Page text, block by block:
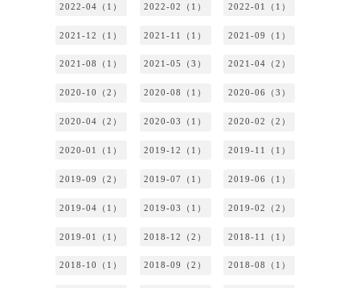
2022-04（1） 2022-02（1） 2022-01（1）
2021-12（1） 2021-11（1） 2021-09（1）
2021-08（1） 2021-05（3） 2021-04（2）
2020-10（2） 2020-08（1） 2020-06（3）
2020-04（2） 2020-03（1） 2020-02（2）
2020-01（1） 2019-12（1） 2019-11（1）
2019-09（2） 2019-07（1） 2019-06（1）
2019-04（1） 2019-03（1） 2019-02（2）
2019-01（1） 2018-12（2） 2018-11（1）
2018-10（1） 2018-09（2） 2018-08（1）